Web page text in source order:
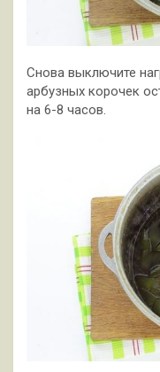
Снова выключите
арбузных корочек
на 6-8 часов.